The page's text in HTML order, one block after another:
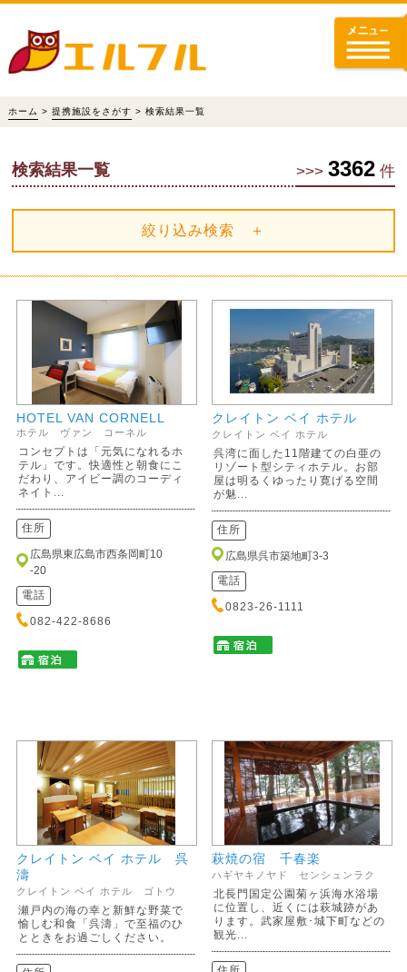
ホーム > 提携施設をさがす > 検索結果一覧
>>> 3362 件
検索結果一覧
絞り込み検索 ＋
HOTEL VAN CORNELL
ホテル ヴァン コーネル
コンセプトは「元気になれるホ
テル」です。快適性と朝食にこ
だわり、アイビー調のコーディ
ネイト...
住所
広島県東広島市西条岡町10
-20
電話
082-422-8686
クレイトン ベイ ホテル
クレイトン ベイ ホテル
呉湾に面した11階建ての白亜の
リゾート型シティホテル。お部
屋は明るくゆったり寛げる空間
が魅...
住所
広島県呉市築地町3-3
電話
0823-26-1111
クレイトン ベイ ホテル 呉
濤
クレイトン ベイ ホテル ゴトウ
瀬戸内の海の幸と新鮮な野菜で
愉しむ和食「呉濤」で至福のひ
とときをお過ごしください。
萩焼の宿 千春楽
ハギヤキノヤド センシュンラク
北長門国定公園菊ヶ浜海水浴場
に位置し、近くには萩城跡があ
ります。武家屋敷･城下町などの
観光...